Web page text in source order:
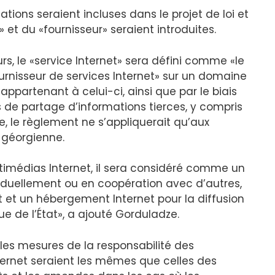
seraient incluses dans le projet de loi et
du «fournisseur» seraient introduites.
le «service Internet» sera défini comme «le
de services Internet» sur un domaine
à celui-ci, ainsi que par le biais
partage d’informations tierces, y compris
le règlement ne s’appliquerait qu’aux
Internet, il sera considéré comme un
ou en coopération avec d’autres,
un hébergement Internet pour la diffusion
de l’État», a ajouté Gorduladze.
mesures de la responsabilité des
seraient les mêmes que celles des